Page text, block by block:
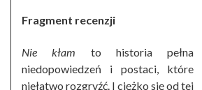
Fragment recenzji
Nie kłam to historia pełna
niedopowiedzeń i postaci, które
niełatwo rozgryźć. I ciężko się od tej